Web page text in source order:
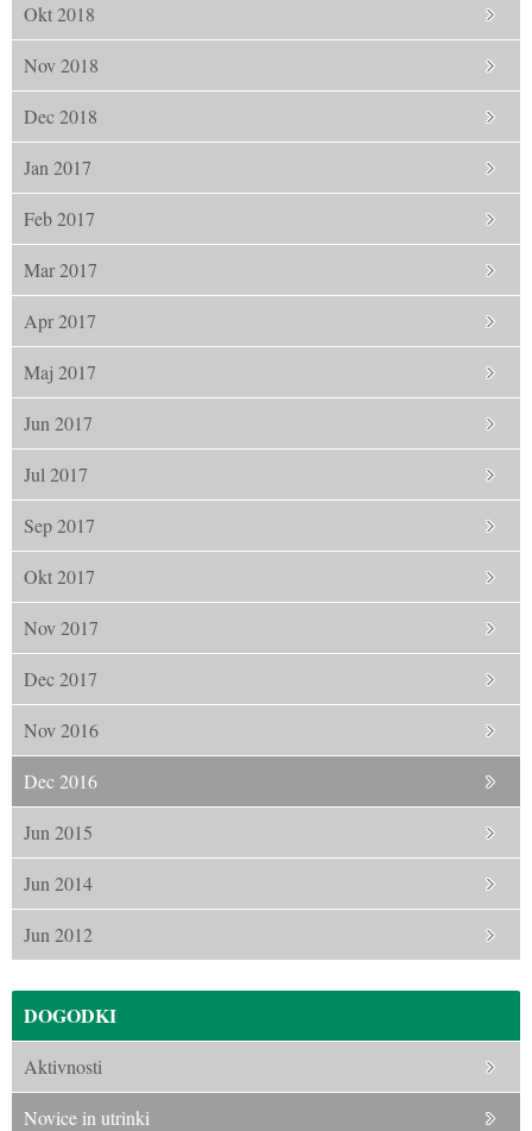
Okt 2018
Nov 2018
Dec 2018
Jan 2017
Feb 2017
Mar 2017
Apr 2017
Maj 2017
Jun 2017
Jul 2017
Sep 2017
Okt 2017
Nov 2017
Dec 2017
Nov 2016
Dec 2016
Jun 2015
Jun 2014
Jun 2012
DOGODKI
Aktivnosti
Novice in utrinki